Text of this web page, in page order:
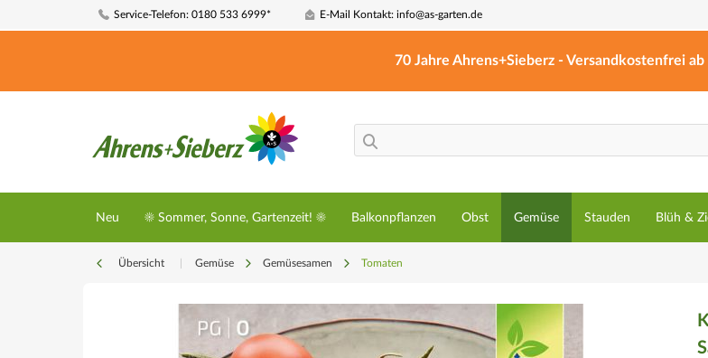
Service-Telefon: 0180 533 6999* E-Mail Kontakt: info@as-garten.de
70 Jahre Ahrens+Sieberz - Versandkostenfrei
Neu ☀️ Sommer, Sonne, Gartenzeit! ☀️ Balkonpflanzen Obst Gemüse Stauden Blüh &
Übersicht Gemüse Gemüsesamen Tomaten